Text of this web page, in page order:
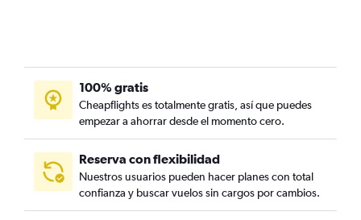
100% gratis
Cheapflights es totalmente gratis, así que puedes
empezar a ahorrar desde el momento cero.
Reserva con flexibilidad
Nuestros usuarios pueden hacer planes con total
confianza y buscar vuelos sin cargos por cambios.